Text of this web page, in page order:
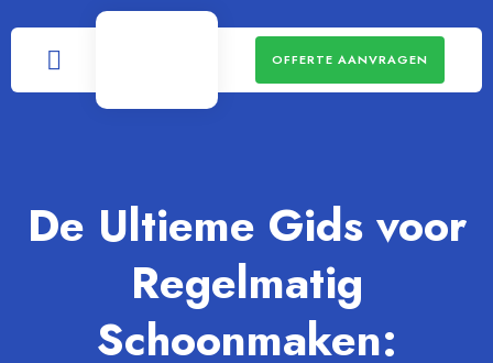
OFFERTE AANVRAGEN
De Ultieme Gids voor
Regelmatig
Schoonmaken: